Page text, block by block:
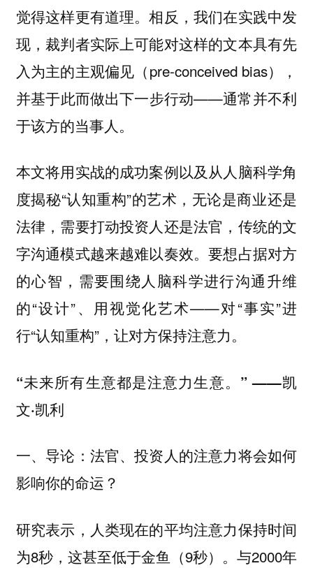
觉得这样更有道理。相反，我们在实践中发
现，裁判者实际上可能对这样的文本具有先
入为主的主观偏见（pre-conceived bias），
并基于此而做出下一步行动——通常并不利
于该方的当事人。
本文将用实战的成功案例以及从人脑科学角
度揭秘“认知重构”的艺术，无论是商业还是
法律，需要打动投资人还是法官，传统的文
字沟通模式越来越难以奏效。要想占据对方
的心智，需要围绕人脑科学进行沟通升维
的“设计”、用视觉化艺术——对“事实”进
行“认知重构”，让对方保持注意力。
“未来所有生意都是注意力生意。” ——凯
文·凯利
一、导论：法官、投资人的注意力将会如何
影响你的命运？
研究表示，人类现在的平均注意力保持时间
为8秒，这甚至低于金鱼（9秒）。与2000年